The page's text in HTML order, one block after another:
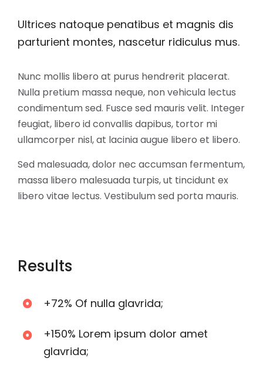
Ultrices natoque penatibus et magnis dis
parturient montes, nascetur ridiculus mus.
Nunc mollis libero at purus hendrerit placerat.
Nulla pretium massa neque, non vehicula lectus
condimentum sed. Fusce sed mauris velit. Integer
feugiat, libero id convallis dapibus, tortor mi
ullamcorper nisl, at lacinia augue libero et libero.
Sed malesuada, dolor nec accumsan fermentum,
massa libero malesuada turpis, ut tincidunt ex
libero vitae lectus. Vestibulum sed porta mauris.
Results
+72% Of nulla glavrida;
+150% Lorem ipsum dolor amet
glavrida;